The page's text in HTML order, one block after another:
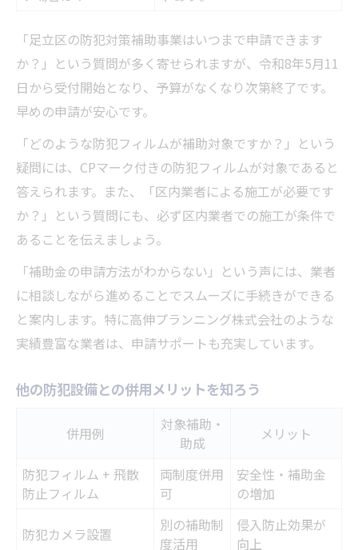
「足立区の防犯対策補助事業はいつまで申請できます
か？」という質問が多く寄せられますが、令和8年5月11
日から受付開始となり、予算がなくなり次第終了です。
早めの申請が安心です。
「どのような防犯フィルムが補助対象ですか？」という
疑問には、CPマーク付きの防犯フィルムが対象であると
答えられます。また、「区内業者による施工が必要です
か？」という質問にも、必ず区内業者での施工が条件で
あることを伝えましょう。
「補助金の申請方法がわからない」という声には、業者
に相談しながら進めることでスムーズに手続きができる
と案内します。特に高伸プランニング株式会社のような
実績豊富な業者は、申請サポートも充実しています。
他の防犯設備との併用メリットを知ろう
併用例
対象補助・
助成
メリット
防犯フィルム + 飛散
防止フィルム
両制度併用
可
安全性・補助金
の増加
防犯カメラ設置
別の補助制
度活用
侵入防止効果が
向上